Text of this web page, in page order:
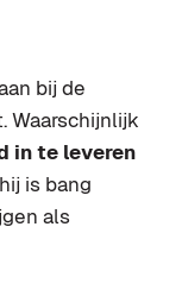
bij de
Waarschijnlijk
in te leveren
is bang
als